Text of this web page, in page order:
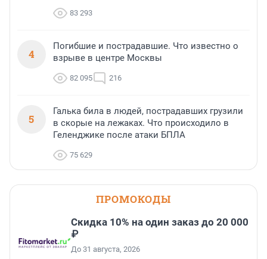
83 293
4
Погибшие и пострадавшие. Что известно о
взрыве в центре Москвы
82 095 216
5
Галька била в людей, пострадавших грузили
в скорые на лежаках. Что происходило в
Геленджике после атаки БПЛА
75 629
ПРОМОКОДЫ
Скидка 10% на один заказ до 20 000
₽
До 31 августа, 2026